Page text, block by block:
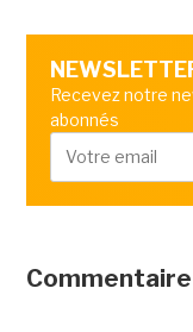
Recevez notre
abonnés
Commentaire